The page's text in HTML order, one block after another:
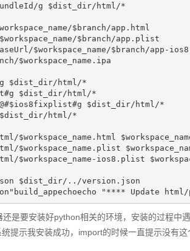
g $dist_dir/html/*
$branch/app.html
$branch/app.plist
$workspace_name/$branch/app-
$workspace_name.ipa
$dist_dir/html/*
$dist_dir/html/*
$dist_dir/html/*
$dist_dir/html/*
$workspace_name.plist
$workspace_name-ios8.plist
$dist_dir/../version.json
"**** Update html/
是要安装好python相关的环境，安装的过程中
提示我安装成功，import的时候一直提示没有